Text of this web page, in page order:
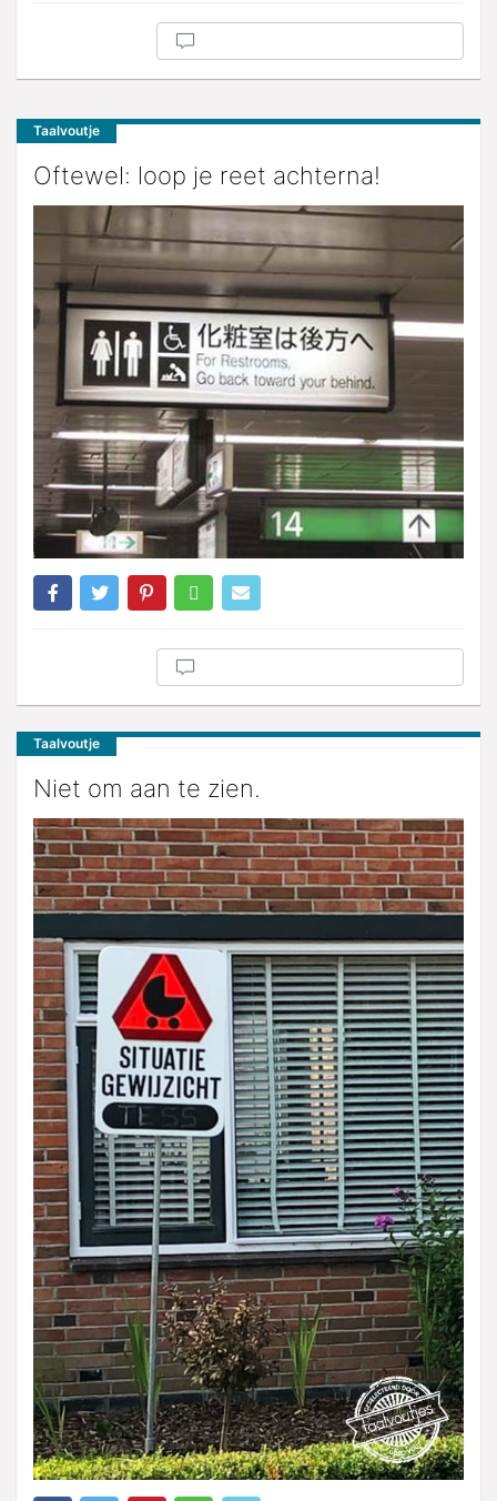
Taalvoutje
Oftewel: loop je reet achterna!
Taalvoutje
Niet om aan te zien.